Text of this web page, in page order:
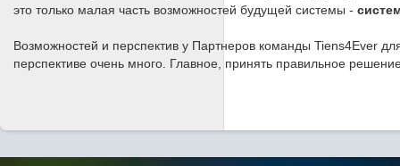
это только малая часть возможностей будущей системы -
Возможностей и перспектив у Партнеров команды Tiens4Ever
перспективе очень много. Главное, принять правильное